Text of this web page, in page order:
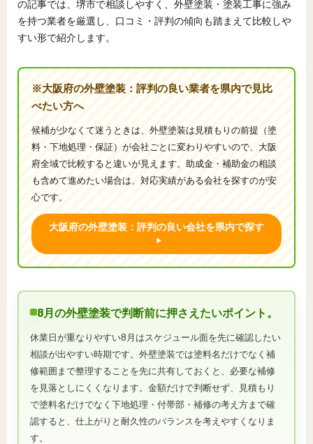
の記事では、堺市で相談しやすく、外壁塗装・塗装工事に強み
を持つ業者を厳選し、口コミ・評判の傾向も踏まえて比較しや
すい形で紹介します。
※大阪府の外壁塗装：評判の良い業者を県内で見比
べたい方へ
候補が少なくて迷うときは、外壁塗装は見積もりの前提（塗
料・下地処理・保証）が会社ごとに変わりやすいので、大阪
府全域で比較すると違いが見えます。助成金・補助金の相談
も含めて進めたい場合は、対応実績がある会社を探すのが安
心です。
大阪府の外壁塗装：評判の良い会社を県内で探す
8月の外壁塗装で判断前に押さえたいポイント。
休業日が重なりやすい8月はスケジュール面を先に確認したい
相談が出やすい時期です。外壁塗装では塗料名だけでなく補
修範囲まで整理することを先に共有しておくと、必要な補修
を見落としにくくなります。金額だけで判断せず、見積もり
で塗料名だけでなく下地処理・付帯部・補修の考え方まで確
認すると、仕上がりと耐久性のバランスを考えやすくなりま
す。